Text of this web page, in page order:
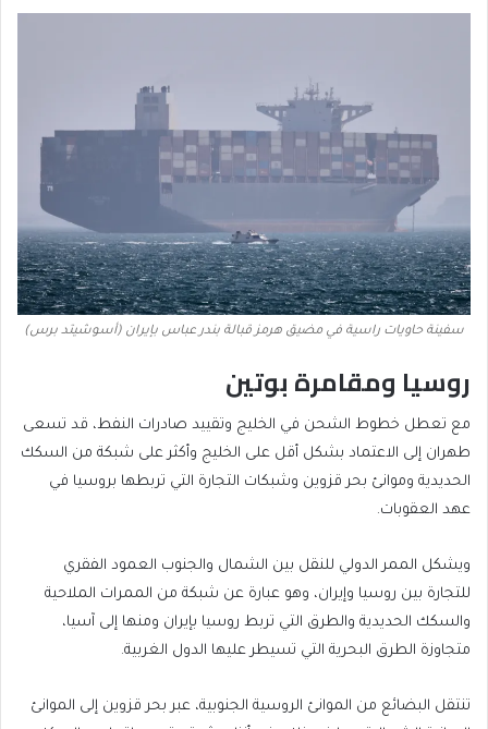
سفينة حاويات راسية في مضيق هرمز قبالة بندر عباس بإيران (أسوشيتد برس)
روسيا ومقامرة بوتين
مع تعطل خطوط الشحن في الخليج وتقييد صادرات النفط، قد تسعى
طهران إلى الاعتماد بشكل أقل على الخليج وأكثر على شبكة من السكك
الحديدية وموانئ بحر قزوين وشبكات التجارة التي تربطها بروسيا في
عهد العقوبات.
ويشكل الممر الدولي للنقل بين الشمال والجنوب العمود الفقري
للتجارة بين روسيا وإيران، وهو عبارة عن شبكة من الممرات الملاحية
والسكك الحديدية والطرق التي تربط روسيا بإيران ومنها إلى آسيا،
متجاوزة الطرق البحرية التي تسيطر عليها الدول الغربية.
تنتقل البضائع من الموانئ الروسية الجنوبية، عبر بحر قزوين إلى الموانئ